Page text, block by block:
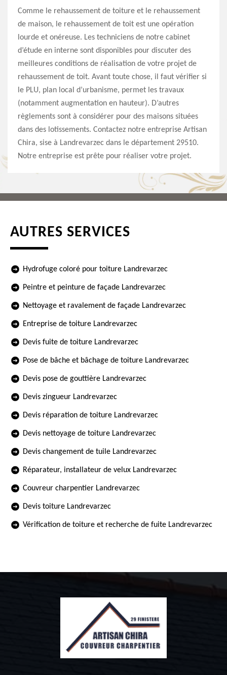
Comme le rehaussement de toiture et le rehaussement
de maison, le rehaussement de toit est une opération
lourde et onéreuse. Les techniciens de notre cabinet
d’étude en interne sont disponibles pour discuter des
meilleures conditions de réalisation de votre projet de
rehaussement de toit. Avant toute chose, il faut vérifier si
le PLU, plan local d’urbanisme, permet les travaux
(notamment augmentation en hauteur). D’autres
règlements sont à considérer pour des maisons situées
dans des lotissements. Contactez notre entreprise Artisan
Chira, sise à Landrevarzec dans le département 29510.
Notre entreprise est prête pour réaliser votre projet.
AUTRES SERVICES
Hydrofuge coloré pour toiture Landrevarzec
Peintre et peinture de façade Landrevarzec
Nettoyage et ravalement de façade Landrevarzec
Entreprise de toiture Landrevarzec
Devis fuite de toiture Landrevarzec
Pose de bâche et bâchage de toiture Landrevarzec
Devis pose de gouttière Landrevarzec
Devis zingueur Landrevarzec
Devis réparation de toiture Landrevarzec
Devis nettoyage de toiture Landrevarzec
Devis changement de tuile Landrevarzec
Réparateur, installateur de velux Landrevarzec
Couvreur charpentier Landrevarzec
Devis toiture Landrevarzec
Vérification de toiture et recherche de fuite Landrevarzec